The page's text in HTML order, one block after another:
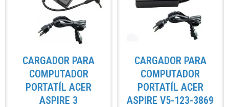
CARGADOR PARA
COMPUTADOR
PORTATÍL ACER
ASPIRE 3
CARGADOR PARA
COMPUTADOR
PORTATÍL ACER
ASPIRE V5-123-3869